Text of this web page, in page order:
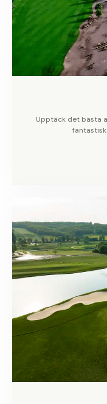
Upptäck det bästa